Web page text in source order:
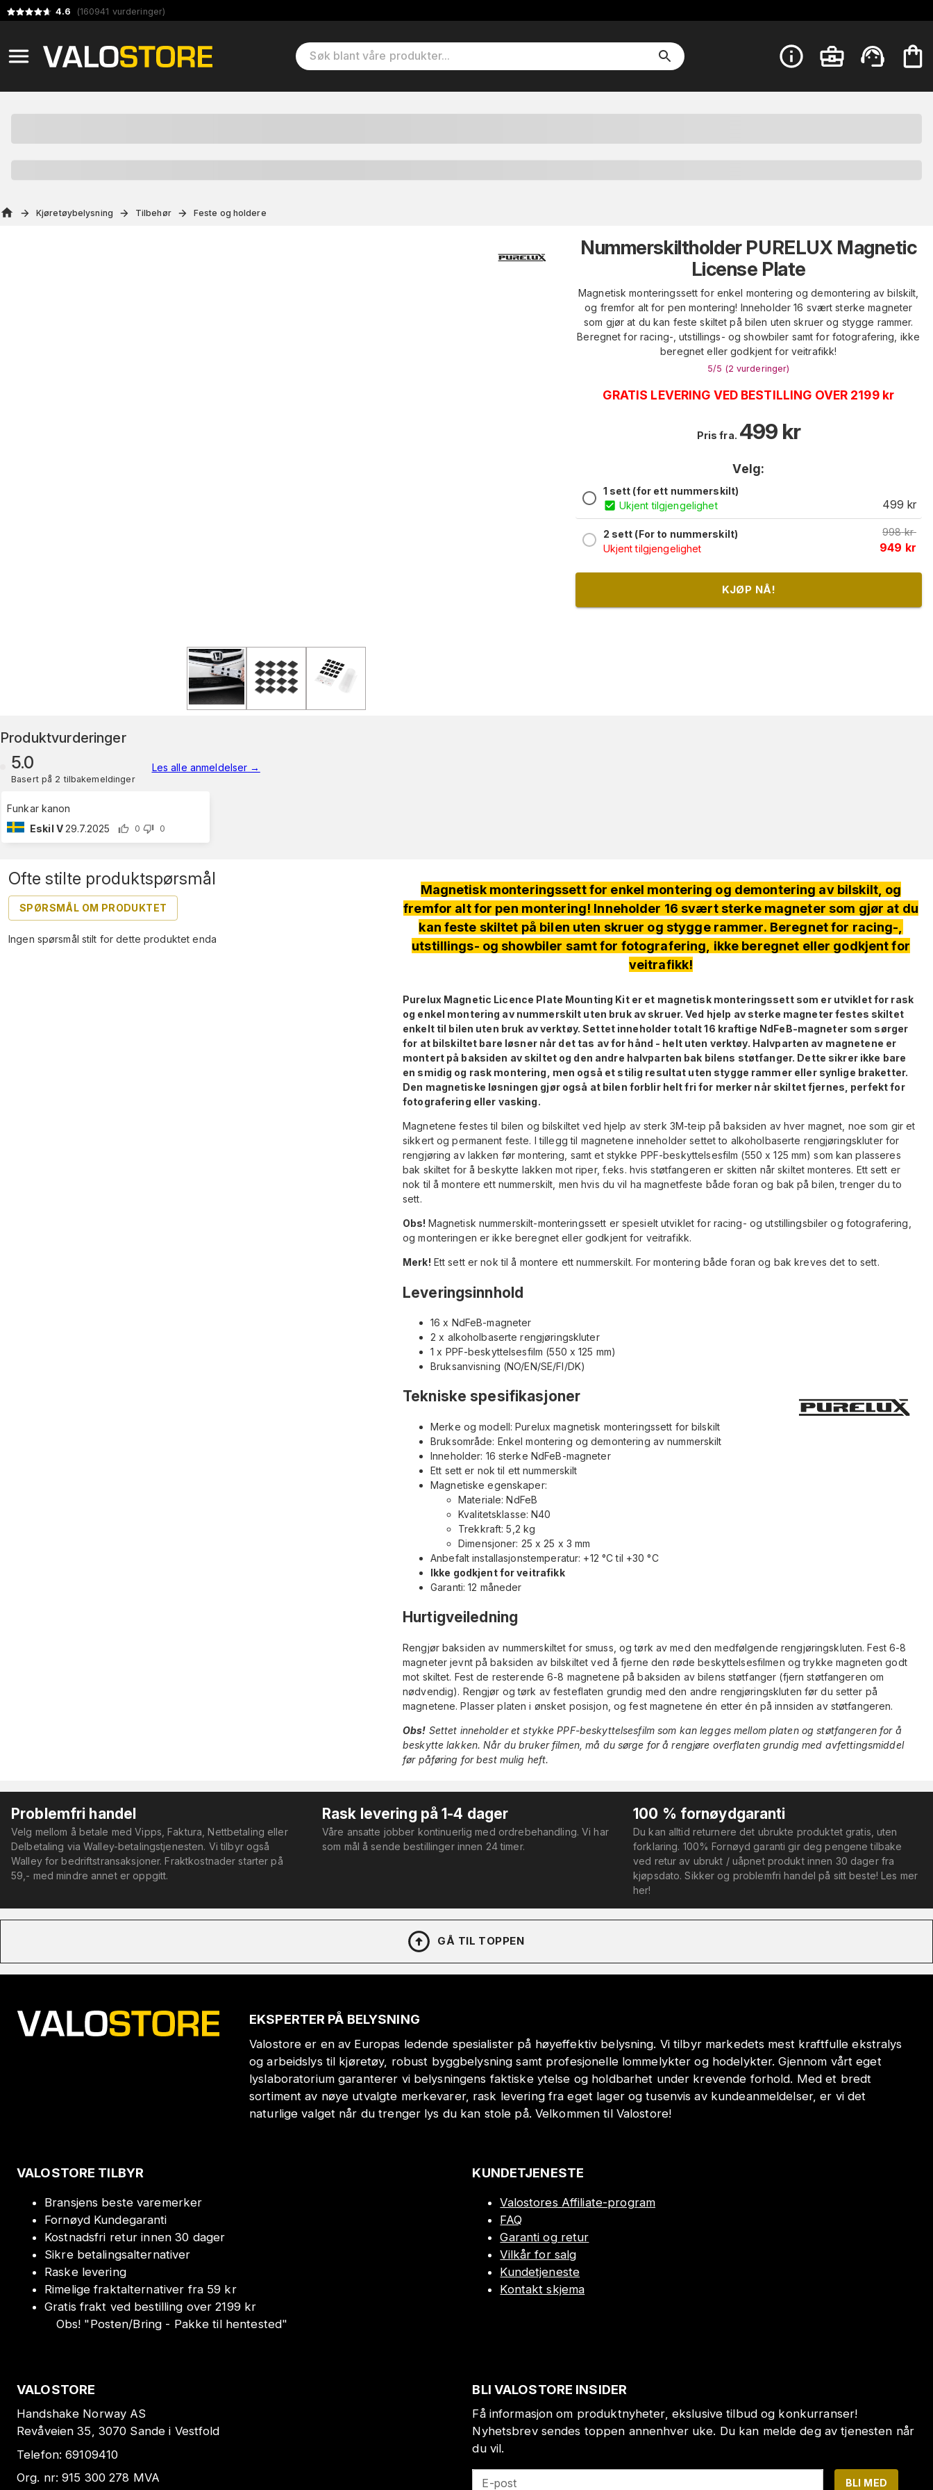
4.6 (160941 vurderinger)
Kjøretøybelysning Tilbehør Feste og holdere
Nummerskiltholder PURELUX Magnetic
License Plate
Magnetisk monteringssett for enkel montering og demontering av bilskilt,
og fremfor alt for pen montering! Inneholder 16 svært sterke magneter
som gjør at du kan feste skiltet på bilen uten skruer og stygge rammer.
Beregnet for racing-, utstillings- og showbiler samt for fotografering, ikke
beregnet eller godkjent for veitrafikk!
5/5 (2 vurderinger)
GRATIS LEVERING VED BESTILLING OVER 2199 kr
Pris fra. 499 kr
Velg:
1 sett (for ett nummerskilt)
Ukjent tilgjengelighet
499 kr
2 sett (For to nummerskilt)
Ukjent tilgjengelighet
998 kr
949 kr
KJØP NÅ!
Produktvurderinger
5.0
Basert på 2 tilbakemeldinger
Les alle anmeldelser →
Funkar kanon
Eskil V29.7.2025 0 0
Ofte stilte produktspørsmål
SPØRSMÅL OM PRODUKTET
Ingen spørsmål stilt for dette produktet enda
Magnetisk monteringssett for enkel montering og demontering av bilskilt, og
fremfor alt for pen montering! Inneholder 16 svært sterke magneter som gjør at du
kan feste skiltet på bilen uten skruer og stygge rammer. Beregnet for racing-,
utstillings- og showbiler samt for fotografering, ikke beregnet eller godkjent for
veitrafikk!
Purelux Magnetic Licence Plate Mounting Kit er et magnetisk monteringssett som er utviklet for rask
og enkel montering av nummerskilt uten bruk av skruer. Ved hjelp av sterke magneter festes skiltet
enkelt til bilen uten bruk av verktøy. Settet inneholder totalt 16 kraftige NdFeB-magneter som sørger
for at bilskiltet bare løsner når det tas av for hånd - helt uten verktøy. Halvparten av magnetene er
montert på baksiden av skiltet og den andre halvparten bak bilens støtfanger. Dette sikrer ikke bare
en smidig og rask montering, men også et stilig resultat uten stygge rammer eller synlige braketter.
Den magnetiske løsningen gjør også at bilen forblir helt fri for merker når skiltet fjernes, perfekt for
fotografering eller vasking.
Magnetene festes til bilen og bilskiltet ved hjelp av sterk 3M-teip på baksiden av hver magnet, noe som gir et
sikkert og permanent feste. I tillegg til magnetene inneholder settet to alkoholbaserte rengjøringskluter for
rengjøring av lakken før montering, samt et stykke PPF-beskyttelsesfilm (550 x 125 mm) som kan plasseres
bak skiltet for å beskytte lakken mot riper, f.eks. hvis støtfangeren er skitten når skiltet monteres. Ett sett er
nok til å montere ett nummerskilt, men hvis du vil ha magnetfeste både foran og bak på bilen, trenger du to
sett.
Obs! Magnetisk nummerskilt-monteringssett er spesielt utviklet for racing- og utstillingsbiler og fotografering,
og monteringen er ikke beregnet eller godkjent for veitrafikk.
Merk! Ett sett er nok til å montere ett nummerskilt. For montering både foran og bak kreves det to sett.
Leveringsinnhold
16 x NdFeB-magneter
2 x alkoholbaserte rengjøringskluter
1 x PPF-beskyttelsesfilm (550 x 125 mm)
Bruksanvisning (NO/EN/SE/FI/DK)
Tekniske spesifikasjoner
Merke og modell: Purelux magnetisk monteringssett for bilskilt
Bruksområde: Enkel montering og demontering av nummerskilt
Inneholder: 16 sterke NdFeB-magneter
Ett sett er nok til ett nummerskilt
Magnetiske egenskaper:
Materiale: NdFeB
Kvalitetsklasse: N40
Trekkraft: 5,2 kg
Dimensjoner: 25 x 25 x 3 mm
Anbefalt installasjonstemperatur: +12 °C til +30 °C
Ikke godkjent for veitrafikk
Garanti: 12 måneder
Hurtigveiledning
Rengjør baksiden av nummerskiltet for smuss, og tørk av med den medfølgende rengjøringskluten. Fest 6-8
magneter jevnt på baksiden av bilskiltet ved å fjerne den røde beskyttelsesfilmen og trykke magneten godt
mot skiltet. Fest de resterende 6-8 magnetene på baksiden av bilens støtfanger (fjern støtfangeren om
nødvendig). Rengjør og tørk av festeflaten grundig med den andre rengjøringskluten før du setter på
magnetene. Plasser platen i ønsket posisjon, og fest magnetene én etter én på innsiden av støtfangeren.
Obs! Settet inneholder et stykke PPF-beskyttelsesfilm som kan legges mellom platen og støtfangeren for å
beskytte lakken. Når du bruker filmen, må du sørge for å rengjøre overflaten grundig med avfettingsmiddel
før påføring for best mulig heft.
Problemfri handel
Velg mellom å betale med Vipps, Faktura, Nettbetaling eller
Delbetaling via Walley-betalingstjenesten. Vi tilbyr også
Walley for bedriftstransaksjoner. Fraktkostnader starter på
59,- med mindre annet er oppgitt.
Rask levering på 1-4 dager
Våre ansatte jobber kontinuerlig med ordrebehandling. Vi har
som mål å sende bestillinger innen 24 timer.
100 % fornøydgaranti
Du kan alltid returnere det ubrukte produktet gratis, uten
forklaring. 100% Fornøyd garanti gir deg pengene tilbake
ved retur av ubrukt / uåpnet produkt innen 30 dager fra
kjøpsdato. Sikker og problemfri handel på sitt beste! Les mer
her!
GÅ TIL TOPPEN
EKSPERTER PÅ BELYSNING
Valostore er en av Europas ledende spesialister på høyeffektiv belysning. Vi tilbyr markedets mest kraftfulle ekstralys
og arbeidslys til kjøretøy, robust byggbelysning samt profesjonelle lommelykter og hodelykter. Gjennom vårt eget
lyslaboratorium garanterer vi belysningens faktiske ytelse og holdbarhet under krevende forhold. Med et bredt
sortiment av nøye utvalgte merkevarer, rask levering fra eget lager og tusenvis av kundeanmeldelser, er vi det
naturlige valget når du trenger lys du kan stole på. Velkommen til Valostore!
VALOSTORE TILBYR
Bransjens beste varemerker
Fornøyd Kundegaranti
Kostnadsfri retur innen 30 dager
Sikre betalingsalternativer
Raske levering
Rimelige fraktalternativer fra 59 kr
Gratis frakt ved bestilling over 2199 kr
Obs! "Posten/Bring - Pakke til hentested"
KUNDETJENESTE
Valostores Affiliate-program
FAQ
Garanti og retur
Vilkår for salg
Kundetjeneste
Kontakt skjema
VALOSTORE
Handshake Norway AS
Revåveien 35, 3070 Sande i Vestfold
Telefon:69109410
Org. nr:915 300 278 MVA
BLI VALOSTORE INSIDER
Få informasjon om produktnyheter, ekslusive tilbud og konkurranser!
Nyhetsbrev sendes toppen annenhver uke. Du kan melde deg av tjenesten når
du vil.
E-post BLI MED